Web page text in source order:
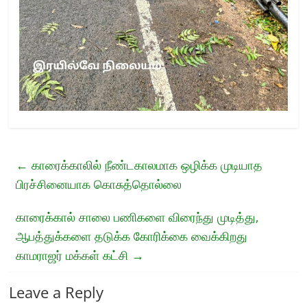
← காரைக்காலில் நீண்டகாலமாக ஒழிக்க முடியாத
பிரச்சினையாக கொசுத்தொல்லை
காரைக்கால் சாலை பணிகளை விரைந்து முடித்து,
ஆபத்துக்களை தடுக்க கோரிக்கை வைக்கிறது
காமராஜர் மக்கள் கட்சி →
Leave a Reply